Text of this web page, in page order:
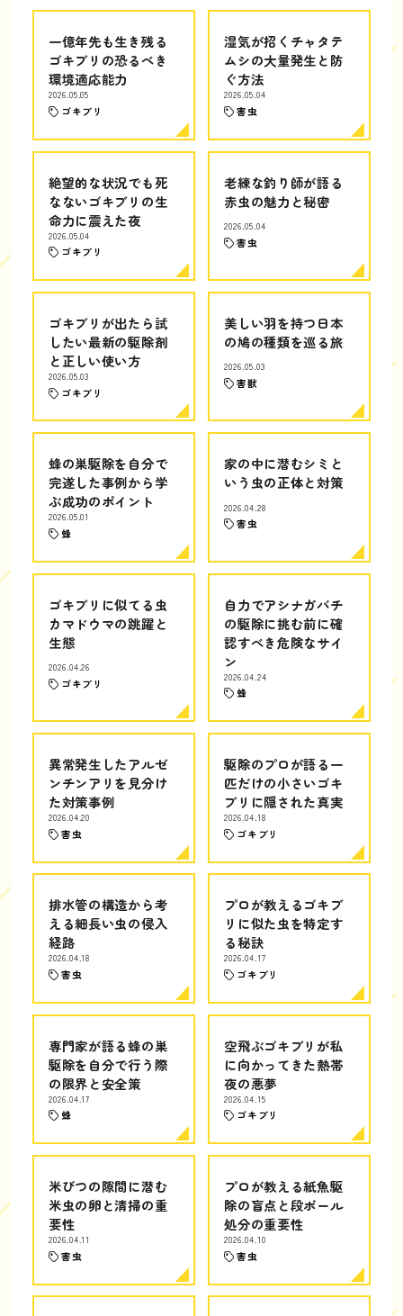
一億年先も生き残る
ゴキブリの恐るべき
環境適応能力
2026.05.05
ゴキブリ
湿気が招くチャタテ
ムシの大量発生と防
ぐ方法
2026.05.04
害虫
絶望的な状況でも死
なないゴキブリの生
命力に震えた夜
2026.05.04
ゴキブリ
老練な釣り師が語る
赤虫の魅力と秘密
2026.05.04
害虫
ゴキブリが出たら試
したい最新の駆除剤
と正しい使い方
2026.05.03
ゴキブリ
美しい羽を持つ日本
の鳩の種類を巡る旅
2026.05.03
害獣
蜂の巣駆除を自分で
完遂した事例から学
ぶ成功のポイント
2026.05.01
蜂
家の中に潜むシミと
いう虫の正体と対策
2026.04.28
害虫
ゴキブリに似てる虫
カマドウマの跳躍と
生態
2026.04.26
ゴキブリ
自力でアシナガバチ
の駆除に挑む前に確
認すべき危険なサイ
ン
2026.04.24
蜂
異常発生したアルゼ
ンチンアリを見分け
た対策事例
2026.04.20
害虫
駆除のプロが語る一
匹だけの小さいゴキ
ブリに隠された真実
2026.04.18
ゴキブリ
排水管の構造から考
える細長い虫の侵入
経路
2026.04.18
害虫
プロが教えるゴキブ
リに似た虫を特定す
る秘訣
2026.04.17
ゴキブリ
専門家が語る蜂の巣
駆除を自分で行う際
の限界と安全策
2026.04.17
蜂
空飛ぶゴキブリが私
に向かってきた熱帯
夜の悪夢
2026.04.15
ゴキブリ
米びつの隙間に潜む
米虫の卵と清掃の重
要性
2026.04.11
害虫
プロが教える紙魚駆
除の盲点と段ボール
処分の重要性
2026.04.10
害虫